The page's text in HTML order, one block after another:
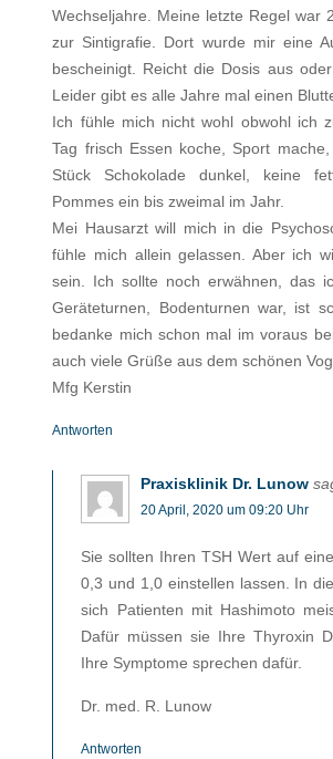
Wechseljahre. Meine letzte Regel war
zur Sintigrafie. Dort wurde mir eine
bescheinigt. Reicht die Dosis aus
Leider gibt es alle Jahre mal einen
Ich fühle mich nicht wohl obwohl ich
Tag frisch Essen koche, Sport
Stück Schokolade dunkel, keine
Pommes ein bis zweimal im Jahr.
Mei Hausarzt will mich in die
fühle mich allein gelassen. Aber ich
sein. Ich sollte noch erwähnen, das
Geräteturnen, Bodenturnen war, ist
bedanke mich schon mal im voraus
auch viele Grüße aus dem schönen
Mfg Kerstin
Antworten
Praxisklinik Dr. Lunow
20 April, 2020 um 09:20 Uhr
Sie sollten Ihren TSH Wert auf
0,3 und 1,0 einstellen lassen. In
sich Patienten mit Hashimoto
Dafür müssen sie Ihre Thyroxin
Ihre Symptome sprechen dafür.
Dr. med. R. Lunow
Antworten